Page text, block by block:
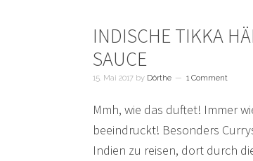
INDISCHE TIKKA
AUCE
15. Mai 2017 by Dörthe 1 Comment
Mmh, wie das duftet! Immer
beeindruckt! Besonders
Indien zu reisen, dort durch